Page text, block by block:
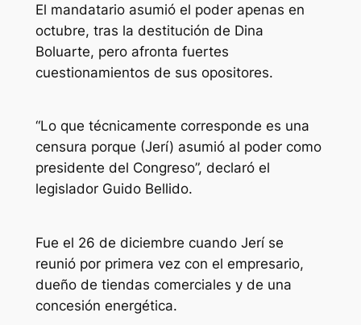
El mandatario asumió el poder apenas en
octubre, tras la destitución de Dina
Boluarte, pero afronta fuertes
cuestionamientos de sus opositores.
“Lo que técnicamente corresponde es una
censura porque (Jerí) asumió al poder como
presidente del Congreso”, declaró el
legislador Guido Bellido.
Fue el 26 de diciembre cuando Jerí se
reunió por primera vez con el empresario,
dueño de tiendas comerciales y de una
concesión energética.